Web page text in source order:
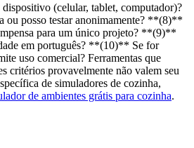
(celular, tablet, computador)?
posso testar anonimamente? **(8)**
para um único projeto? **(9)**
em português? **(10)** Se for
uso comercial? Ferramentas que
critérios provavelmente não valem seu
de simuladores de cozinha,
de ambientes grátis para cozinha.